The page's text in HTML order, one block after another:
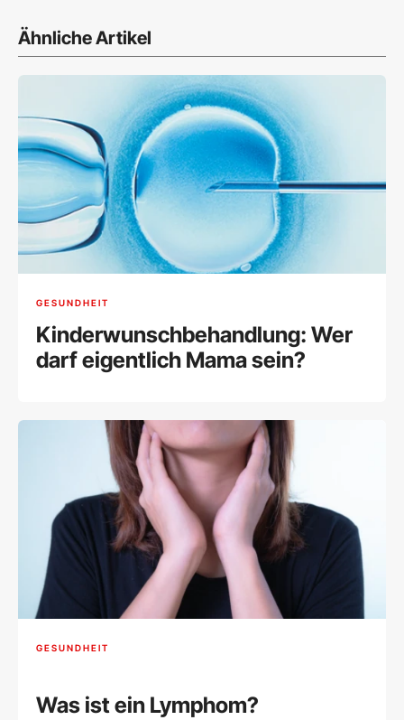
Ähnliche Artikel
GESUNDHEIT
Kinderwunschbehandlung: Wer
darf eigentlich Mama sein?
GESUNDHEIT
Was ist ein Lymphom?